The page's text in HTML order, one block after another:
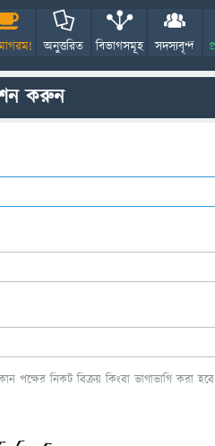
অনুত্তরিত বিভাগসমূহ সদস্যবৃন্দ
করুন
পক্ষের নিকট বিক্রয় কিংবা ভাগাভাগি করা